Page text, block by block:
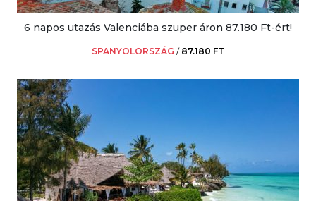
6 napos utazás Valenciába szuper áron 87.180 Ft-ért!
SPANYOLORSZÁG / 87.180 FT